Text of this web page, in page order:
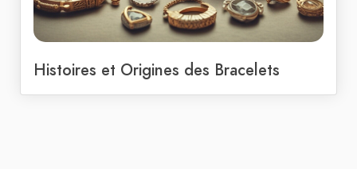
Histoires et Origines des Bracelets